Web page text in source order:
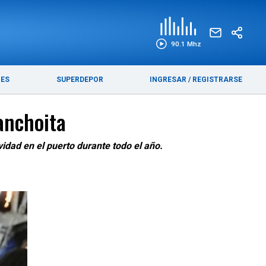
90.1 Mhz
SUPERDEPOR INGRESAR / REGISTRARSE
en el puerto durante todo el año.